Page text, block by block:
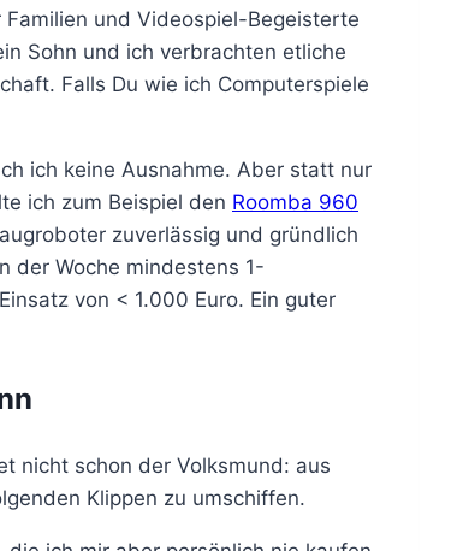
Familien und Videospiel-Begeisterte
Sohn und ich verbrachten etliche
Falls Du wie ich Computerspiele
ich keine Ausnahme. Aber statt nur
ich zum Beispiel den Roomba 960
zuverlässig und gründlich
der Woche mindestens 1-
von < 1.000 Euro. Ein guter
nicht schon der Volksmund: aus
Klippen zu umschiffen.